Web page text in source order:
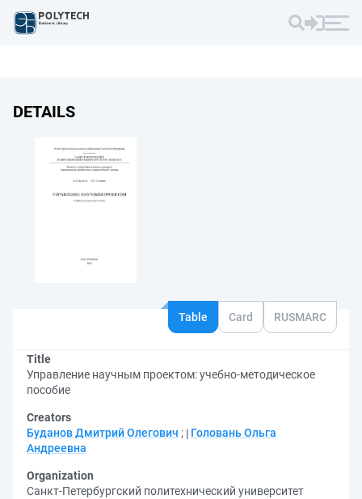
DETAILS
Table Card RUSMARC
Title
Управление научным проектом: учебно-методическое
пособие
Creators
Буданов Дмитрий Олегович ;
Головань Ольга
Андреевна
Organization
Санкт-Петербургский политехнический университет